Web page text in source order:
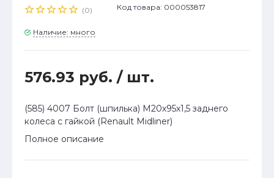
(0) Код товара: 000053817
Наличие: много
576.93 руб. / шт.
(585) 4007 Болт (шпилька) М20х95х1,5 заднего
колеса с гайкой (Renault Midliner)
Полное описание